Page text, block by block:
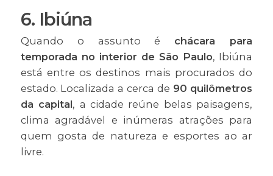
6. Ibiúna
Quando o assunto é chácara para
temporada no interior de São Paulo, Ibiúna
está entre os destinos mais procurados do
estado. Localizada a cerca de 90 quilômetros
da capital, a cidade reúne belas paisagens,
clima agradável e inúmeras atrações para
quem gosta de natureza e esportes ao ar
livre.